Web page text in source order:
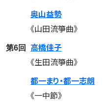
奥山益勢
《山田流箏曲》
第6回
高橋佳子
《生田流箏曲》
都一まり・都一志朗
《一中節》